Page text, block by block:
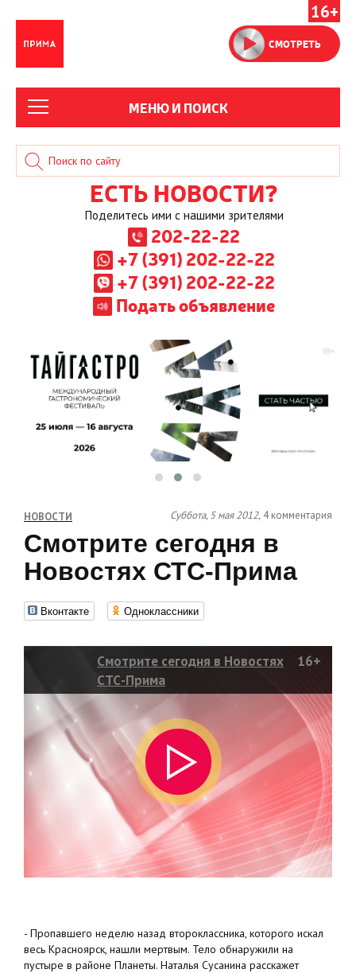
16+
СМОТРЕТЬ
МЕНЮ И ПОИСК
ЕСТЬ НОВОСТИ?
Поделитесь ими с нашими зрителями
202-22-22
+7 (391) 202-22-22
+7 (391) 202-22-22
Подать объявление
НОВОСТИ Суббота, 5 мая 2012, 4 комментария
Смотрите сегодня в
Новостях СТС-Прима
Вконтакте Одноклассники
Смотрите сегодня в Новостях
СТС-Прима
16+
- Пропавшего неделю назад второклассника, которого искал
весь Красноярск, нашли мертвым. Тело обнаружили на
пустыре в районе Планеты. Наталья Сусанина расскажет